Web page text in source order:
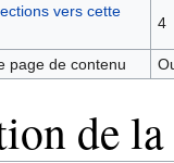
vers cette
4
page de contenu
de la